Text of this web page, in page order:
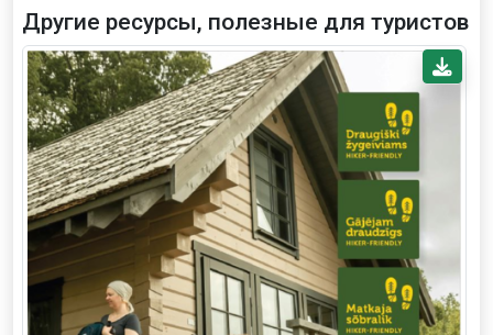
Другие ресурсы, полезные для туристов